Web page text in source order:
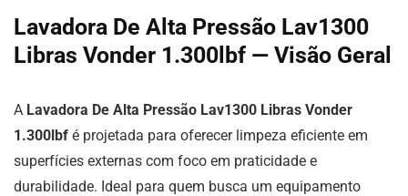
Lavadora De Alta Pressão Lav1300
Libras Vonder 1.300lbf — Visão Geral
A Lavadora De Alta Pressão Lav1300 Libras Vonder
1.300lbf é projetada para oferecer limpeza eficiente em
superfícies externas com foco em praticidade e
durabilidade. Ideal para quem busca um equipamento